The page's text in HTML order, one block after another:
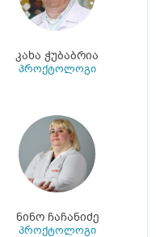
კახა ჭუბაბრია
პროქტოლოგი
ნინო ჩაჩანიძე
პროქტოლოგი